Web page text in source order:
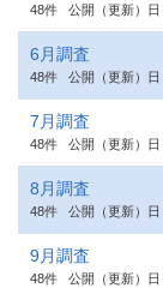
48件 公開（更新）日
6月調査
48件 公開（更新）日
7月調査
48件 公開（更新）日
8月調査
48件 公開（更新）日
9月調査
48件 公開（更新）日